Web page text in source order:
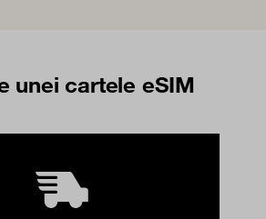
unei cartele eSIM